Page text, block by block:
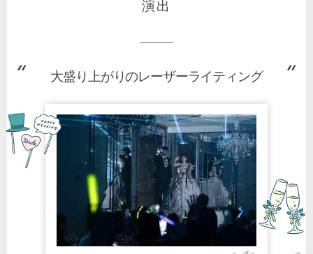
演出
大盛り上がりのレーザーライティング